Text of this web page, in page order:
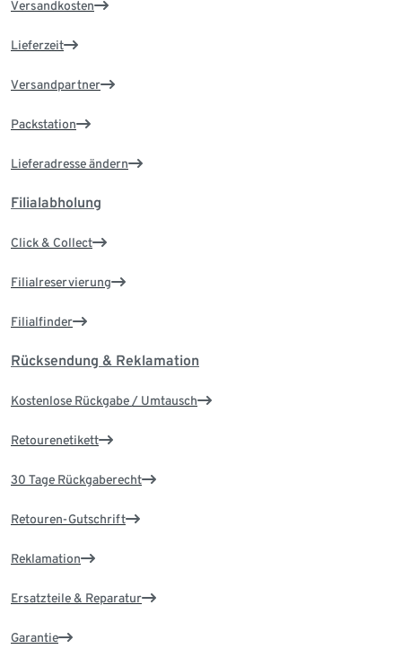
Versandkosten
Lieferzeit
Versandpartner
Packstation
Lieferadresse ändern
Filialabholung
Click & Collect
Filialreservierung
Filialfinder
Rücksendung & Reklamation
Kostenlose Rückgabe / Umtausch
Retourenetikett
30 Tage Rückgaberecht
Retouren-Gutschrift
Reklamation
Ersatzteile & Reparatur
Garantie